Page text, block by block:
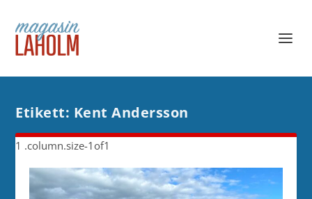
Etikett: Kent Andersson